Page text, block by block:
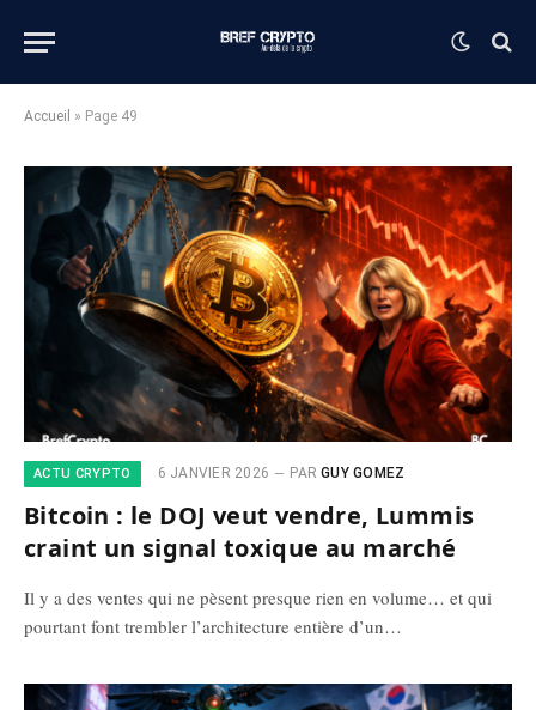
Accueil » Page 49
ACTU CRYPTO 6 JANVIER 2026 PAR GUY GOMEZ
Bitcoin : le DOJ veut vendre, Lummis
craint un signal toxique au marché
Il y a des ventes qui ne pèsent presque rien en volume… et qui
pourtant font trembler l’architecture entière d’un…